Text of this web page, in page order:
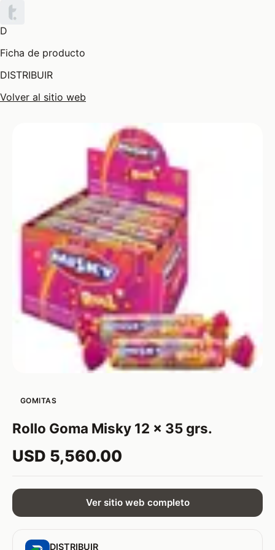
D
Ficha de producto
DISTRIBUIR
Volver al sitio web
GOMITAS
Rollo Goma Misky 12 x 35 grs.
USD 5,560.00
Ver sitio web completo
DISTRIBUIR